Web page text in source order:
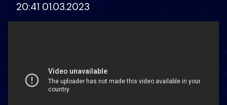
20:41 01.03.2023